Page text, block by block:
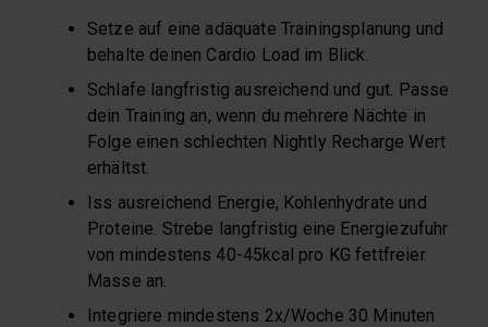
Setze auf eine adäquate Trainingsplanung und
behalte deinen Cardio Load im Blick.
Schlafe langfristig ausreichend und gut. Passe
dein Training an, wenn du mehrere Nächte in
Folge einen schlechten Nightly Recharge Wert
erhältst.
Iss ausreichend Energie, Kohlenhydrate und
Proteine. Strebe langfristig eine Energiezufuhr
von mindestens 40-45kcal pro KG fettfreier
Masse an.
Integriere mindestens 2x/Woche 30 Minuten